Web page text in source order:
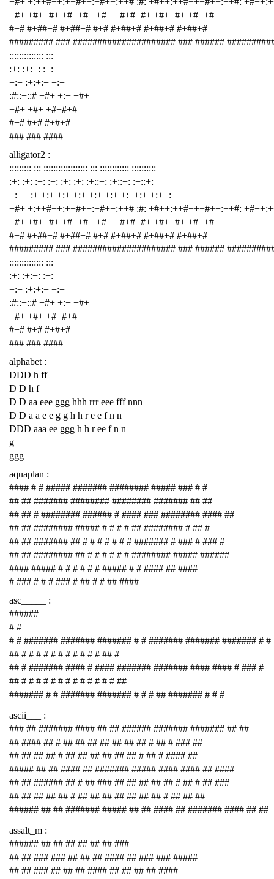
+#+ +#++#+ +#++#+ +#+ +#+#+#+ +#++#+ +#++#+
#+# #+##+# #+##+# #+# #+##+# #+##+# #+##+#
######### ### ##################### ### ######
:::::::::::::: :::
:+: :+:+: :+:
+:+ :+:+:+ +:+
:#::+::# +#+ +:+ +#+
+#+ +#+ +#+#+#
#+# #+# #+#+#
### ### ####
alligator2 :
::::::::: ::: :::::::::::::::::: ::: :::::::::::: ::::::::::
:+: :+: :+: :+: :+: :+: :+::+: :+::+: :+::+:
+:+ +:+ +:+ +:+ +:+ +:+ +:+ +:++:+ +:++:+
+#+ +:++#++:++#++:+#++:++# :#: +#++:++#+++#++:++#:
+#+ +#++#+ +#++#+ +#+ +#+#+#+ +#++#+ +#++#+
#+# #+##+# #+##+# #+# #+##+# #+##+# #+##+#
######### ### ##################### ### ######
:::::::::::::: :::
:+: :+:+: :+:
+:+ :+:+:+ +:+
:#::+::# +#+ +:+ +#+
+#+ +#+ +#+#+#
#+# #+# #+#+#
### ### ####
alphabet :
DDD h ff
D D h f
D D aa eee ggg hhh rrr eee fff nnn
D D a a e e g g h h r e e f n n
DDD aaa ee ggg h h r ee f n n
g
ggg
aquaplan :
#### # # ##### ####### ######## ##### ### # #
## ## ####### ######## ######## ####### ## ##
## ## # ######## ###### # #### ### ######## #### ##
## ## ######## ##### # # # # ## ######## # ## #
## ## ####### ## # # # # # # # ####### # ### # ### #
## ## ######## ## # # # # # # ######## ##### ######
#### ##### # # # # # # ##### # # #### ## ####
# ### # # # ### # ## # # ## ####
asc_____ :
######
# #
# # ####### ####### ####### # # ####### ####### ####### # #
## # # # # # # # # # # # ## #
## # ####### #### # #### ####### ####### #### #### # ### #
## # # # # # # # # # # # # # ##
####### # # ####### ####### # # # ## ####### # # #
ascii___ :
### ## ####### #### ## ## ###### ####### ####### ## ##
## #### ## # ## ## ## ## ## ## ## # ## # ### ##
## ## ## ## # ## ## ## ## ## ## # ## # #### ##
##### ## ## #### ## ####### ##### #### #### ## ####
## ## ###### ## # ## ### ## ## ## ## ## # ## # ## ###
## ## ## ## ## # ## ## ## ## ## ## ## # ## ## ##
###### ## ## ####### ##### ## ## #### ## ####### #### ## ##
assalt_m :
###### ## ## ## ## ## ## ###
## ## ### ### ## ## ## #### ## ### ### #####
## ## ### ## ## ## #### ## ## ## ## ####